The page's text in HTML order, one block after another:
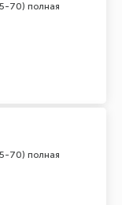
70) полная
70) полная